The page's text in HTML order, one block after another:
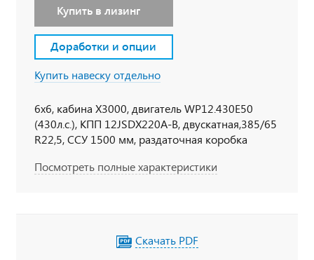
Купить в лизинг
Доработки и опции
Купить навеску отдельно
6х6, кабина Х3000, двигатель WP12.430E50
(430л.с.), КПП 12JSDX220A-B, двускатная,385/65
R22,5, ССУ 1500 мм, раздаточная коробка
электростеклоподъемники, электроподогрев
кг на 1,69 м, 8,1 м), ПЖД
Посмотреть полные характеристики
Скачать PDF